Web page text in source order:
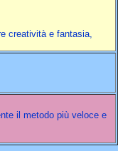
creatività e fantasia,
il metodo più veloce e